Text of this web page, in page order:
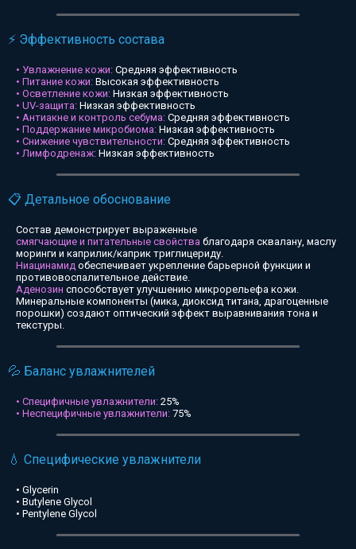
⚡ Эффективность состава
• Увлажнение кожи: Средняя эффективность
• Питание кожи: Высокая эффективность
• Осветление кожи: Низкая эффективность
• UV-защита: Низкая эффективность
• Антиакне и контроль себума: Средняя эффективность
• Поддержание микробиома: Низкая эффективность
• Снижение чувствительности: Средняя эффективность
• Лимфодренаж: Низкая эффективность
📋 Детальное обоснование
Состав демонстрирует выраженные
смягчающие и питательные свойства благодаря сквалану, маслу
моринги и каприлик/каприк триглицериду.
Ниацинамид обеспечивает укрепление барьерной функции и
противовоспалительное действие.
Аденозин способствует улучшению микрорельефа кожи.
Минеральные компоненты (мика, диоксид титана, драгоценные
порошки) создают оптический эффект выравнивания тона и
текстуры.
💦 Баланс увлажнителей
• Специфичные увлажнители: 25%
• Неспецифичные увлажнители: 75%
💧 Специфические увлажнители
• Glycerin
• Butylene Glycol
• Pentylene Glycol